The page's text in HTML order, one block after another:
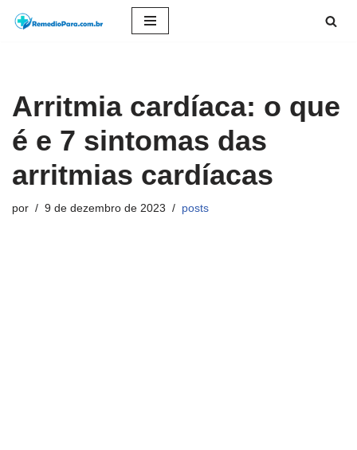
conteúdo
Arritmia cardíaca: o que
é e 7 sintomas das
arritmias cardíacas
por 9 de dezembro de 2023 posts